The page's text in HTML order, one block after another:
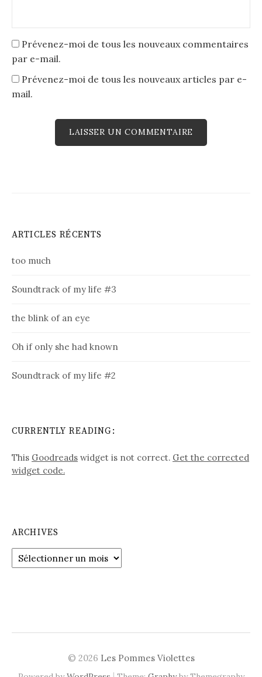
Prévenez-moi de tous les nouveaux commentaires
par e-mail.
Prévenez-moi de tous les nouveaux articles par e-
mail.
ARTICLES RÉCENTS
too much
Soundtrack of my life #3
the blink of an eye
Oh if only she had known
Soundtrack of my life #2
CURRENTLY READING:
This Goodreads widget is not correct. Get the corrected
widget code.
ARCHIVES
Archives
© 2026 Les Pommes Violettes